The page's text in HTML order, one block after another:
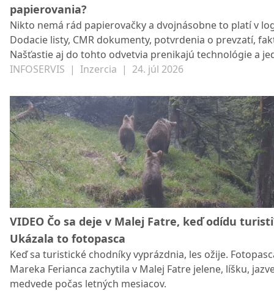
papierovania?
Nikto nemá rád papierovačky a dvojnásobne to platí v
Dodacie listy, CMR dokumenty, potvrdenia o prevzatí,
Našťastie aj do tohto odvetvia prenikajú technológie a
nich je aj digitalizácia dokumentov. Prinesie koniec
INFOSERVIS | Inzercia | 24. júl 2026
VIDEO Čo sa deje v Malej Fatre, keď odídu
Ukázala to fotopasca
Keď sa turistické chodníky vyprázdnia, les ožije.
Mareka Ferianca zachytila v Malej Fatre jelene, líšku,
medvede počas letných mesiacov.